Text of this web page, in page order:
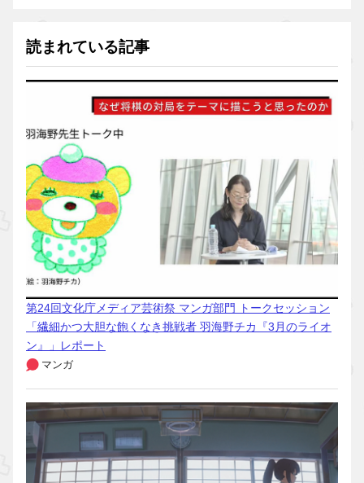
読まれている記事
第24回文化庁メディア芸術祭 マンガ部門 トークセッション
「繊細かつ大胆な飽くなき挑戦者 羽海野チカ『3月のライオ
ン』」レポート
マンガ